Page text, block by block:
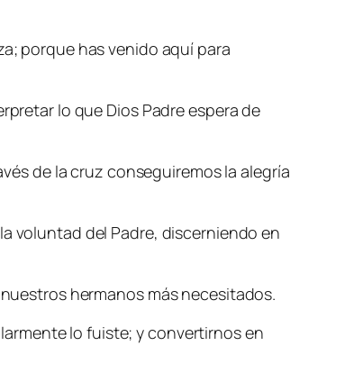
porque has venido aquí para
lo que Dios Padre espera de
de la cruz conseguiremos la alegría
voluntad del Padre, discerniendo en
hermanos más necesitados.
lo fuiste; y convertirnos en